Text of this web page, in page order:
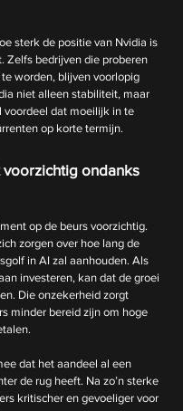
sterk de positie van Nvidia is
Zelfs bedrijven die proberen
worden, blijven voorlopig
niet alleen stabiliteit, maar
voordeel dat moeilijk in te
op korte termijn.
ondanks
op de beurs voorzichtig.
zorgen over hoe lang de
in AI zal aanhouden. Als
investeren, kan dat de groei
Die onzekerheid zorgt
minder bereid zijn om hoge
dat het aandeel al een
de rug heeft. Na zo’n sterke
kritischer en gevoeliger voor